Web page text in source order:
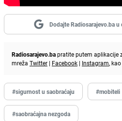
Dodajte Radiosarajevo.ba
Radiosarajevo.bapratite putem aplikacije
mreža Twitter | Facebook | Instagram,
#sigurnost u saobraćaju #mobiteli
#saobraćajna nezgoda